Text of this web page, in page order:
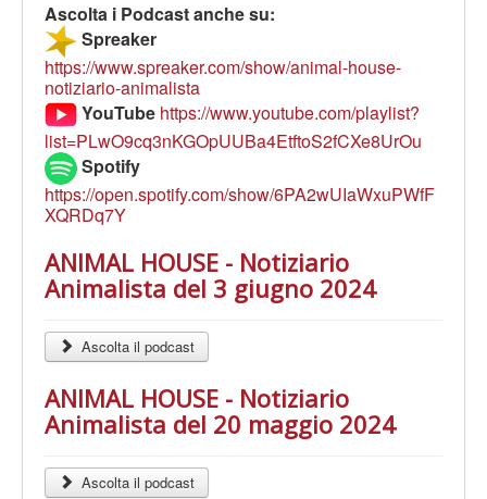
LE VOCI
PODCAST
EVENTI
PRESS
CONTATTI
Ascolta i Podcast anche su:
Spreaker
https://www.spreaker.com/show/animal-house-
notiziario-animalista
YouTube https://www.youtube.com/playlist?
list=PLwO9cq3nKGOpUUBa4EtftoS2fCXe8UrOu
Spotify
https://open.spotify.com/show/6PA2wUIaWxuPWfF
XQRDq7Y
ANIMAL HOUSE - Notiziario
Animalista del 3 giugno 2024
Ascolta il podcast
ANIMAL HOUSE - Notiziario
Animalista del 20 maggio 2024
Ascolta il podcast